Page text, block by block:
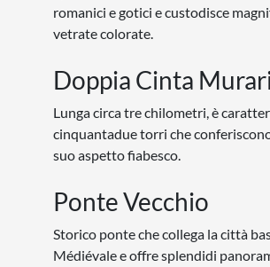
romanici e gotici e custodisce
vetrate colorate.
Doppia Cinta
Lunga circa tre chilometri, è
cinquantadue torri che
suo aspetto fiabesco.
Ponte Vecchio
Storico ponte che collega la città
Médiévale e offre splendidi